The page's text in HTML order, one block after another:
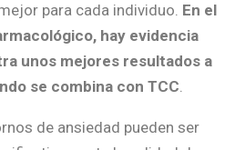
para cada individuo. En el
hay evidencia
unos mejores resultados a
se combina con TCC.
de ansiedad pueden ser